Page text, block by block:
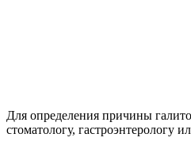
Для определения причины
стоматологу, гастроэнтерологу